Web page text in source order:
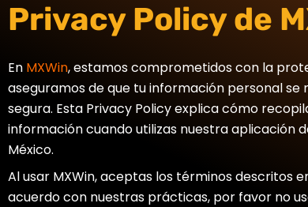
Privacy Policy de
En MXWin, estamos comprometidos con la
aseguramos de que tu información personal
segura. Esta Privacy Policy explica cómo
información cuando utilizas nuestra aplicación
México.
Al usar MXWin, aceptas los términos descritos
acuerdo con nuestras prácticas, por favor no